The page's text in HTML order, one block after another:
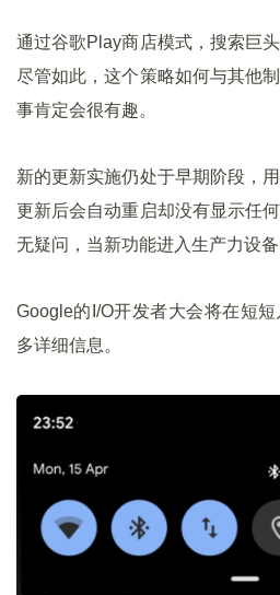
通过谷歌Play商店模式，搜索巨
尽管如此，这个策略如何与其他
事肯定会很有趣。
新的更新实施仍处于早期阶段，
更新后会自动重启却没有显示任
无疑问，当新功能进入生产力设备
Google的I/O开发者大会将在短
多详细信息。